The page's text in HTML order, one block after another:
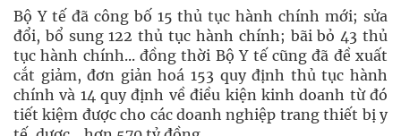
Bộ Y tế đã công bố 15 thủ tục hành chính mới; sửa
đổi, bổ sung 122 thủ tục hành chính; bãi bỏ 43 thủ
tục hành chính... đồng thời Bộ Y tế cũng đã đề xuất
cắt giảm, đơn giản hoá 153 quy định thủ tục hành
chính và 14 quy định về điều kiện kinh doanh từ đó
tiết kiệm được cho các doanh nghiệp trang thiết bị y